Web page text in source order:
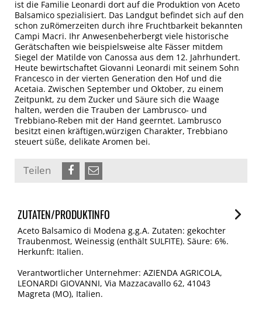
ist die Familie Leonardi dort auf die Produktion von Aceto
Balsamico spezialisiert. Das Landgut befindet sich auf den
schon zuRömerzeiten durch ihre Fruchtbarkeit bekannten
Campi Macri. Ihr Anwesenbeherbergt viele historische
Gerätschaften wie beispielsweise alte Fässer mitdem
Siegel der Matilde von Canossa aus dem 12. Jahrhundert.
Heute bewirtschaftet Giovanni Leonardi mit seinem Sohn
Francesco in der vierten Generation den Hof und die
Acetaia. Zwischen September und Oktober, zu einem
Zeitpunkt, zu dem Zucker und Säure sich die Waage
halten, werden die Trauben der Lambrusco- und
Trebbiano-Reben mit der Hand geerntet. Lambrusco
besitzt einen kräftigen,würzigen Charakter, Trebbiano
steuert süße, delikate Aromen bei.
Teilen
ZUTATEN/PRODUKTINFO
Aceto Balsamico di Modena g.g.A. Zutaten: gekochter
Traubenmost, Weinessig (enthält SULFITE). Säure: 6%.
Herkunft: Italien.
Verantwortlicher Unternehmer: AZIENDA AGRICOLA,
LEONARDI GIOVANNI, Via Mazzacavallo 62, 41043
Magreta (MO), Italien.